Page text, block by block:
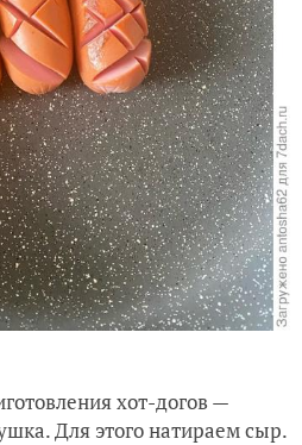
хот-догов —
Для этого натираем сыр.